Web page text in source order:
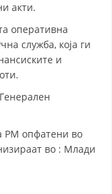
акти.
оперативна
служба, која ги
и
РМ опфатени во
во : Млади